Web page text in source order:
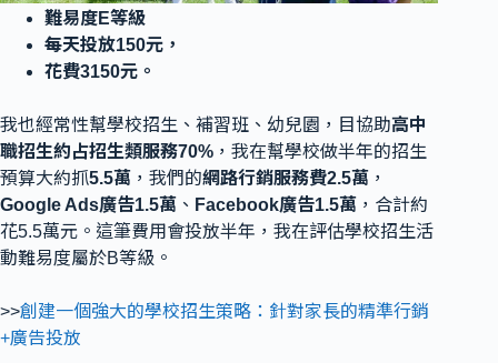
難易度E等級
每天投放150元，
花費3150元。
我也經常性幫學校招生、補習班、幼兒園，目協助高中
職招生約占招生類服務70% ，我在幫學校做半年的招生
預算大約抓5.5萬 ，我們的網路行銷服務費2.5萬 ，
Google Ads廣告1.5萬 、 Facebook廣告1.5萬 ，合計約
花5.5萬元。這筆費用會投放半年，我在評估學校招生活
動難易度屬於B等級。
>>創建一個強大的學校招生策略：針對家長的精準行銷
+廣告投放